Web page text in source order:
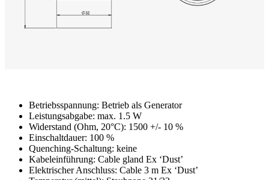
Betriebsspannung: Betrieb als Generator
Leistungsabgabe: max. 1.5 W
Widerstand (Ohm, 20°C): 1500 +/- 10 %
Einschaltdauer: 100 %
Quenching-Schaltung: keine
Kabeleinführung: Cable gland Ex ‘Dust’
Elektrischer Anschluss: Cable 3 m Ex ‘Dust’